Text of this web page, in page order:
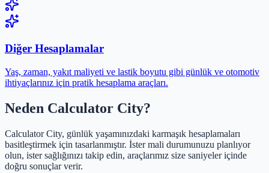
Diğer Hesaplamalar
Yaş, zaman, yakıt maliyeti ve lastik boyutu gibi günlük ve otomotiv
ihtiyaçlarınız için pratik hesaplama araçları.
Neden Calculator City?
Calculator City, günlük yaşamınızdaki karmaşık hesaplamaları
basitleştirmek için tasarlanmıştır. İster mali durumunuzu planlıyor
olun, ister sağlığınızı takip edin, araçlarımız size saniyeler içinde
doğru sonuçlar verir.